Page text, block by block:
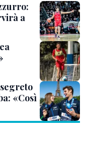
a
«Così